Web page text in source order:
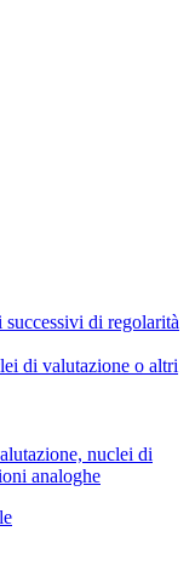
di regolarità
di valutazione o altri
nuclei di
analoghe